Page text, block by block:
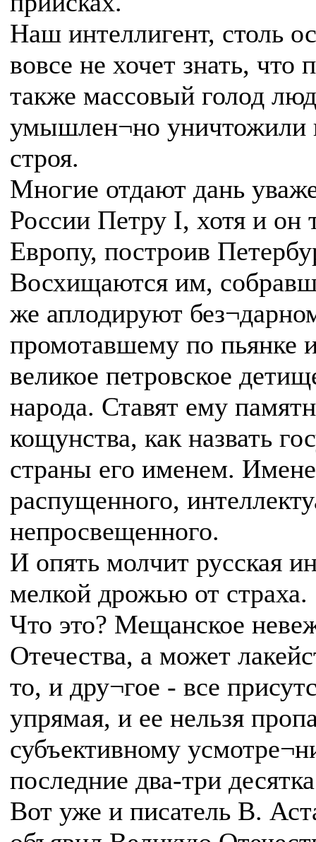
Наш интеллигент, столь
вовсе не хочет знать,
также массовый голод
умышлен¬но уничтожили
строя.
Многие отдают дань
России Петру I, хотя и он
Европу, построив
Восхищаются им,
же аплодируют
промотавшему по пьянке
великое петровское
народа. Ставят ему
кощунства, как назвать
страны его именем.
распущенного,
непросвещенного.
И опять молчит русская
мелкой дрожью от страха.
Что это? Мещанское
Отечества, а может
то, и дру¬гое - все
упрямая, и ее нельзя
субъективному
последние два-три
Вот уже и писатель В.